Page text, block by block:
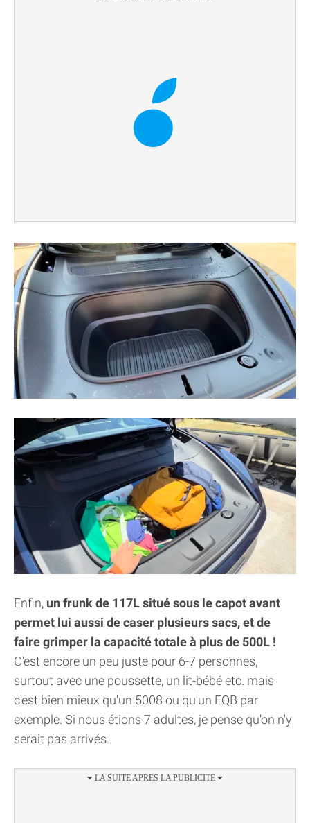
Enfin, un frunk de 117L situé sous le capot avant
permet lui aussi de caser plusieurs sacs, et de
faire grimper la capacité totale à plus de 500L !
C'est encore un peu juste pour 6-7 personnes,
surtout avec une poussette, un lit-bébé etc. mais
c'est bien mieux qu'un 5008 ou qu'un EQB par
exemple. Si nous étions 7 adultes, je pense qu'on n'y
serait pas arrivés.